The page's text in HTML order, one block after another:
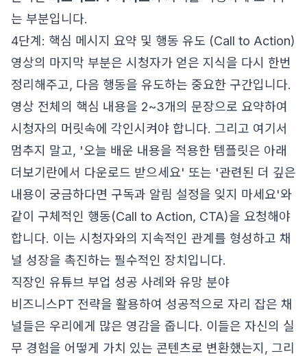
는 부분입니다.
4단계: 핵심 메시지 요약 및 행동 유도 (Call to Action)
영상의 마지막 부분은 시청자가 얻은 지식을 다시 한번
정리해주고, 다음 행동을 유도하는 중요한 구간입니다.
영상 전체의 핵심 내용을 2~3개의 문장으로 요약하여
시청자의 머릿속에 각인시켜야 합니다. 그리고 여기서
멈추지 말고, '오늘 배운 내용을 적용한 템플릿은 아래
더보기란에서 다운로드 받으세요' 또는 '관련된 더 깊은
내용이 궁금하다면 구독과 알림 설정을 잊지 마세요'와
같이 구체적인 행동(Call to Action, CTA)을 요청해야
합니다. 이는 시청자와의 지속적인 관계를 형성하고 채
널 성장을 촉진하는 필수적인 장치입니다.
직장인 유튜브 부업 성공 사례와 유망 분야
비즈니스PT 전략을 활용하여 성공적으로 자리 잡은 채
널들은 우리에게 많은 영감을 줍니다. 이들은 자신의 실
무 경험을 어떻게 가치 있는 콘텐츠로 변환했는지, 그리